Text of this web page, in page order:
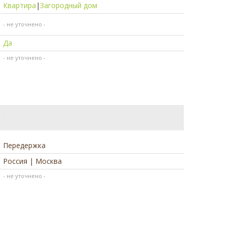
Квартира |Загородный дом
- не уточнено -
Да
- не уточнено -
Передержка
Россия | Москва
- не уточнено -